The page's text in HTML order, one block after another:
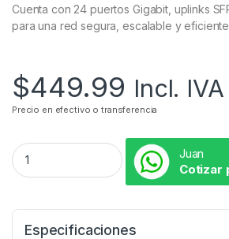
Cuenta con 24 puertos Gigabit, uplinks
para una red segura, escalable y
$449.99 Incl. IVA
Precio en efectivo o transferencia
Juan
Cotizar
Especificaciones